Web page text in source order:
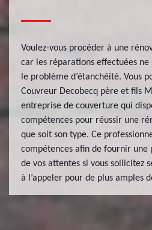
Voulez-vous procéder à une
car les réparations effectuées
le problème d’étanchéité. Vous
Couvreur Decobecq père et fils
entreprise de couverture qui
compétences pour réussir une
que soit son type. Ce
compétences afin de fournir
de vos attentes si vous sollicitez
à l’appeler pour de plus amples